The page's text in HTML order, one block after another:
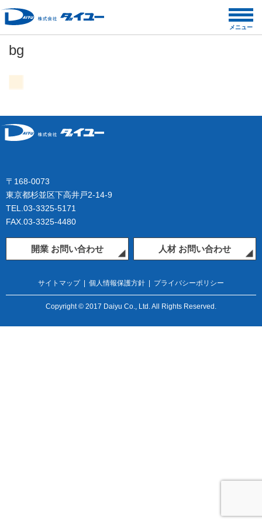
コ
テ
ッ
メニュー
bg
〒168-0073
東京都杉並区下高井戸2-14-9
TEL.03-3325-5171
FAX.03-3325-4480
開業 お問い合わせ 人材 お問い合わせ
サイトマップ| 個人情報保護方針 | プライバシーポリシー
Copyright © 2017 Daiyu Co., Ltd. All Rights Reserved.